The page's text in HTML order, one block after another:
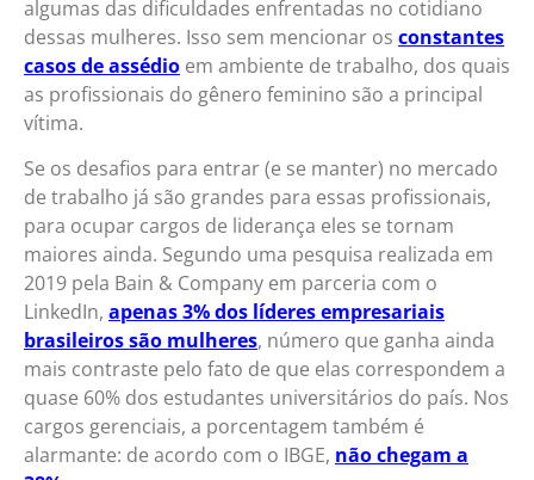
algumas das dificuldades enfrentadas no cotidiano
dessas mulheres. Isso sem mencionar os constantes
casos de assédio em ambiente de trabalho, dos quais
as profissionais do gênero feminino são a principal
vítima.
Se os desafios para entrar (e se manter) no mercado
de trabalho já são grandes para essas profissionais,
para ocupar cargos de liderança eles se tornam
maiores ainda. Segundo uma pesquisa realizada em
2019 pela Bain & Company em parceria com o
LinkedIn, apenas 3% dos líderes empresariais
brasileiros são mulheres, número que ganha ainda
mais contraste pelo fato de que elas correspondem a
quase 60% dos estudantes universitários do país. Nos
cargos gerenciais, a porcentagem também é
alarmante: de acordo com o IBGE, não chegam a